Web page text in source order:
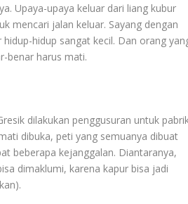
Upaya-upaya keluar dari liang kubur
mencari jalan keluar. Sayang dengan
hidup sangat kecil. Dan orang
benar harus mati.
dilakukan penggusuran untuk
dibuka, peti yang semuanya dibuat
beberapa kejanggalan. Diantaranya,
dimaklumi, karena kapur bisa jadi